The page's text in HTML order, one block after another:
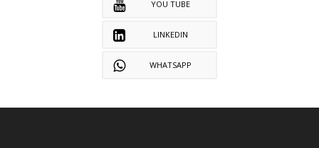
YOU TUBE
LINKEDIN
WHATSAPP